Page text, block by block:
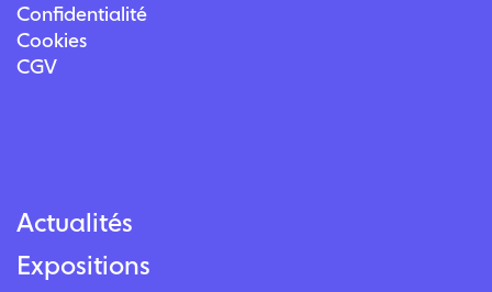
Confidentialité
Cookies
CGV
Actualités
Expositions